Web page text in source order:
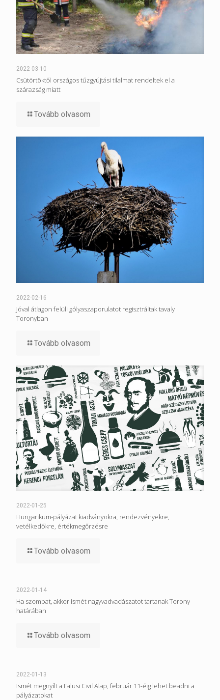
2022-03-10
Csütörtöktől országos tűzgyújtási tilalmat rendeltek el a
szárazság miatt
Tovább olvasom
2022-02-16
Jóval átlagon felüli gólyaszaporulatot regisztráltak tavaly
Toronyban
Tovább olvasom
2022-01-25
Hungarikum-pályázat kiadványokra, rendezvényekre,
vetélkedőkre, értékmegőrzésre
Tovább olvasom
2022-01-14
Ha szombat, akkor ismét nagyvadvadászatot tartanak Torony
határában
Tovább olvasom
2022-01-13
Ismét megnyílt a Falusi Civil Alap, február 11-éig lehet beadni a
pályázatokat